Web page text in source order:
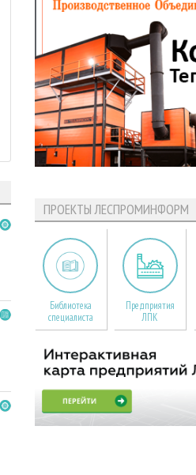
ПРОЕКТЫ ЛЕСПРОМИНФОРМ
Библиотека
специалиста
Предприятия
ЛПК